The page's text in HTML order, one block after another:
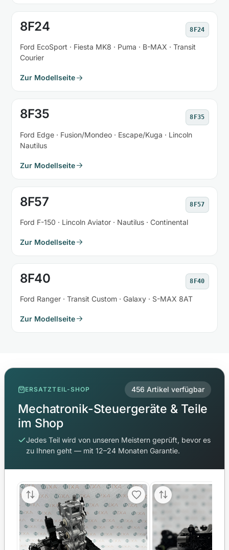
8F24 8F24
Ford EcoSport · Fiesta MK8 · Puma · B-MAX · Transit
Courier
Zur Modellseite
8F35 8F35
Ford Edge · Fusion/Mondeo · Escape/Kuga · Lincoln
Nautilus
Zur Modellseite
8F57 8F57
Ford F-150 · Lincoln Aviator · Nautilus · Continental
Zur Modellseite
8F40 8F40
Ford Ranger · Transit Custom · Galaxy · S-MAX 8AT
Zur Modellseite
ERSATZTEIL-SHOP 456 Artikel verfügbar
Mechatronik-Steuergeräte & Teile
im Shop
Jedes Teil wird von unseren Meistern geprüft, bevor es
zu Ihnen geht — mit 12–24 Monaten Garantie.